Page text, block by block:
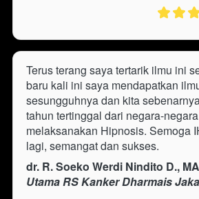
Terus terang saya tertarik ilmu ini
baru kali ini saya mendapatkan
sesungguhnya dan kita
tahun tertinggal dari negara-
melaksanakan Hipnosis. Semoga
lagi, semangat dan sukses.
dr. R. Soeko Werdi Nindito D.,
Utama RS Kanker Dharmais